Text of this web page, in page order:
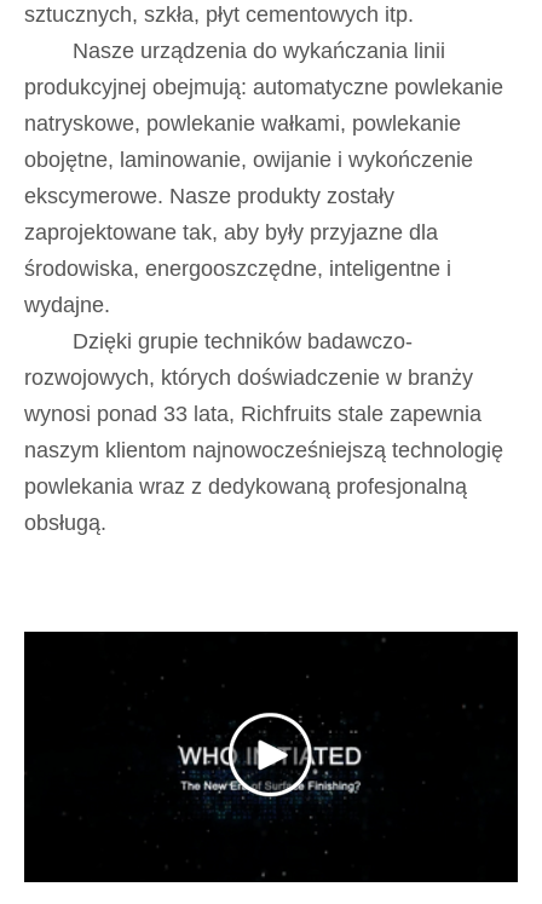
sztucznych, szkła, płyt cementowych itp.
Nasze urządzenia do wykańczania linii
produkcyjnej obejmują: automatyczne powlekanie
natryskowe, powlekanie wałkami, powlekanie
obojętne, laminowanie, owijanie i wykończenie
ekscymerowe. Nasze produkty zostały
zaprojektowane tak, aby były przyjazne dla
środowiska, energooszczędne, inteligentne i
wydajne.
Dzięki grupie techników badawczo-
rozwojowych, których doświadczenie w branży
wynosi ponad 33 lata, Richfruits stale zapewnia
naszym klientom najnowocześniejszą technologię
powlekania wraz z dedykowaną profesjonalną
obsługą.